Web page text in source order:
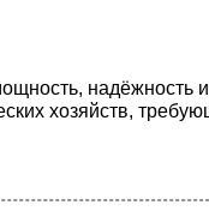
надёжность
хозяйств,